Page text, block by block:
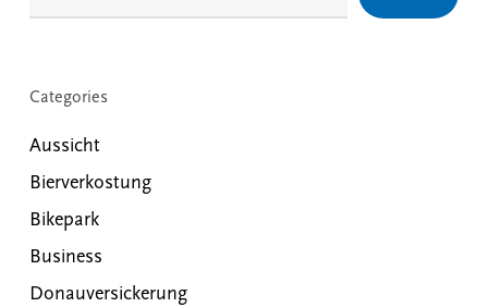
Categories
Aussicht
Bierverkostung
Bikepark
Business
Donauversickerung